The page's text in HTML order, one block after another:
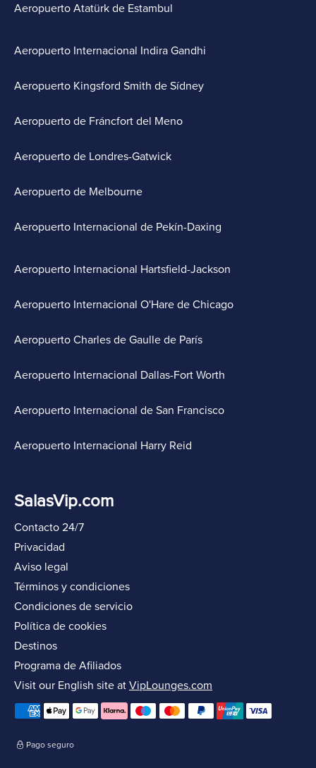
Aeropuerto Atatürk de Estambul
Aeropuerto Internacional Indira Gandhi
Aeropuerto Kingsford Smith de Sídney
Aeropuerto de Fráncfort del Meno
Aeropuerto de Londres-Gatwick
Aeropuerto de Melbourne
Aeropuerto Internacional de Pekín-Daxing
Aeropuerto Internacional Hartsfield-Jackson
Aeropuerto Internacional O'Hare de Chicago
Aeropuerto Charles de Gaulle de París
Aeropuerto Internacional Dallas-Fort Worth
Aeropuerto Internacional de San Francisco
Aeropuerto Internacional Harry Reid
SalasVip.com
Contacto 24/7
Privacidad
Aviso legal
Términos y condiciones
Condiciones de servicio
Política de cookies
Destinos
Programa de Afiliados
Visit our English site at VipLounges.com
Pago seguro